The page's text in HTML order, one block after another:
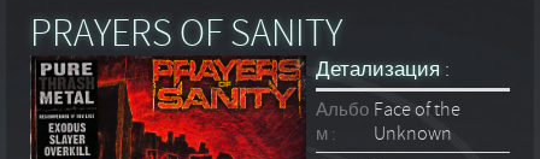
PRAYERS OF SANITY
Детализация :
Альбо
м :
Face of the
Unknown